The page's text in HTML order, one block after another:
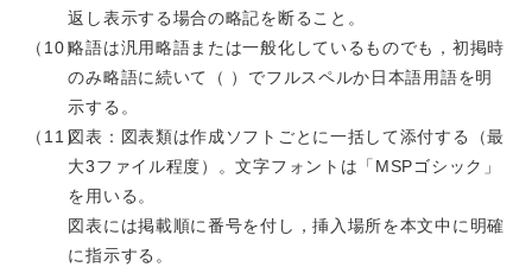
返し表示する場合の略記を断ること。
略語は汎用略語または一般化しているものでも，初掲時
のみ略語に続いて（ ）でフルスペルか日本語用語を明
示する。
図表：図表類は作成ソフトごとに一括して添付する（最
大3ファイル程度）。文字フォントは「MSPゴシック」
を用いる。
図表には掲載順に番号を付し，挿入場所を本文中に明確
に指示する。